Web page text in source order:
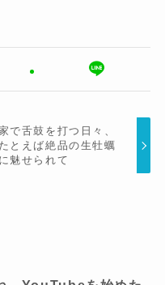
で舌鼓を打つ日々、
たとえば絶品の生牡蠣
に魅せられて